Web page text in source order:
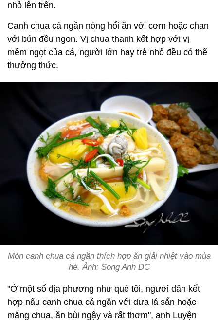
nhỏ lên trên.
Canh chua cá ngần nóng hổi ăn với cơm hoặc chan
với bún đều ngon. Vị chua thanh kết hợp với vị
mềm ngọt của cá, người lớn hay trẻ nhỏ đều có thể
thưởng thức.
Món canh chua cá ngần thích hợp ăn giải nhiệt vào mùa
hè. Ảnh: Song Anh DC
"Ở một số địa phương như quê tôi, người dân kết
hợp nấu canh chua cá ngần với dưa lá sắn hoặc
măng chua, ăn bùi ngậy và rất thơm", anh Luyện